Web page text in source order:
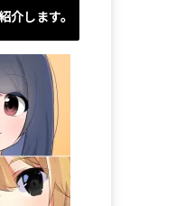
介します。